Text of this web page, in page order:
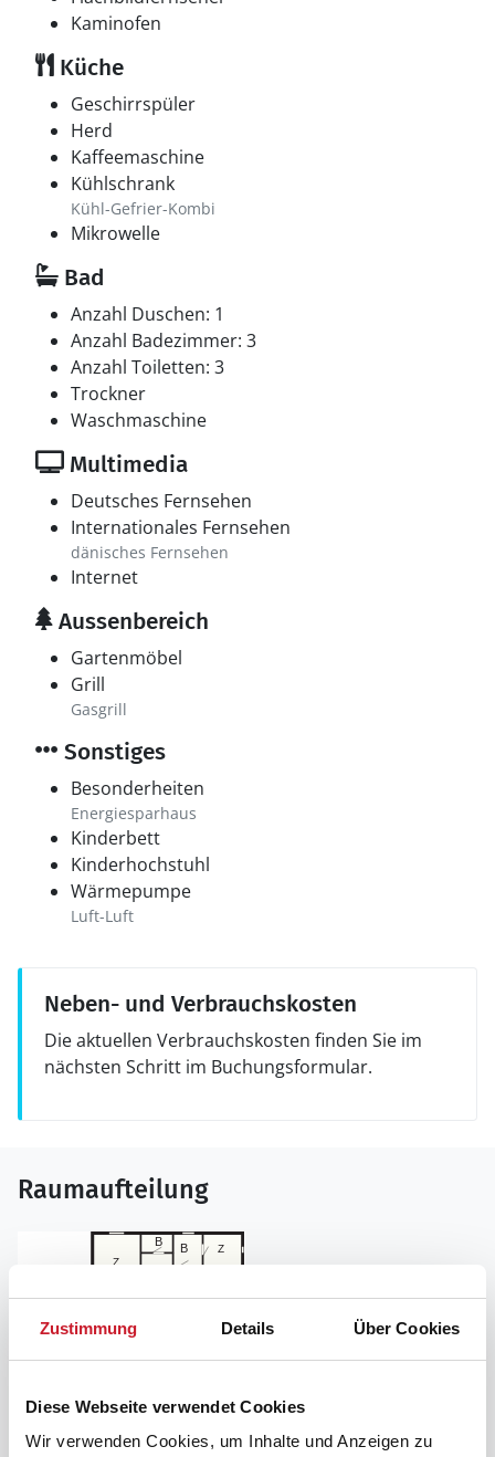
Zustimmung Details Über Cookies
Diese Webseite verwendet Cookies
Wir verwenden Cookies, um Inhalte und Anzeigen zu
Kaminofen
Küche
Geschirrspüler
Herd
Kaffeemaschine
Kühlschrank
Kühl-Gefrier-Kombi
Mikrowelle
Bad
Anzahl Duschen: 1
Anzahl Badezimmer: 3
Anzahl Toiletten: 3
Trockner
Waschmaschine
Multimedia
Deutsches Fernsehen
Internationales Fernsehen
dänisches Fernsehen
Internet
Aussenbereich
Gartenmöbel
Grill
Gasgrill
Sonstiges
Besonderheiten
Energiesparhaus
Kinderbett
Kinderhochstuhl
Wärmepumpe
Luft-Luft
Neben- und Verbrauchskosten
Die aktuellen Verbrauchskosten finden Sie im
nächsten Schritt im Buchungsformular.
Raumaufteilung